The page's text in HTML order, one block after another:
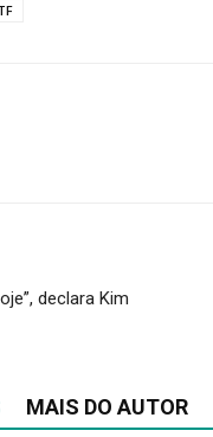
declara Kim
MAIS DO AUTOR